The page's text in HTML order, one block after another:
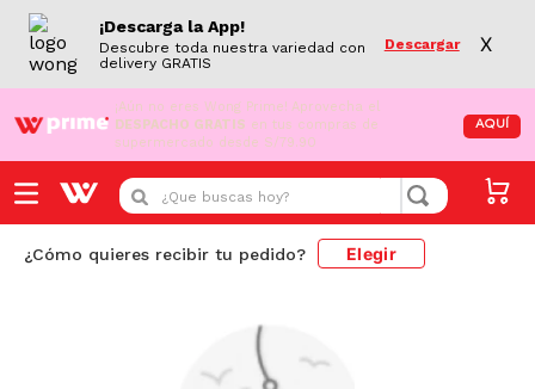
¡Descarga la App!
Descubre toda nuestra variedad con
delivery GRATIS
Descargar X
¡Aún no eres Wong Prime! Aprovecha el
DESPACHO GRATIS en tus compras de
supermercado desde S/79.90
AQUÍ
¿Que buscas hoy?
¿Cómo quieres recibir tu pedido? Elegir